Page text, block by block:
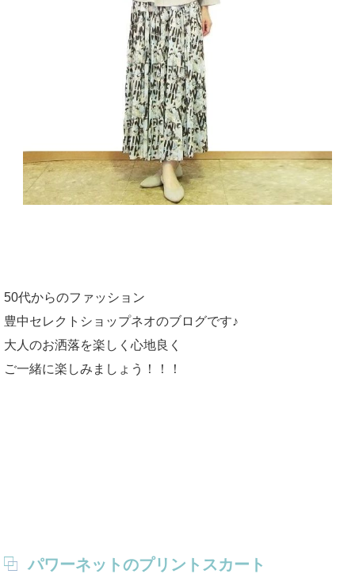
50代からのファッション
豊中セレクトショップネオのブログです♪
大人のお洒落を楽しく心地良く
ご一緒に楽しみましょう！！！
パワーネットのプリントスカート